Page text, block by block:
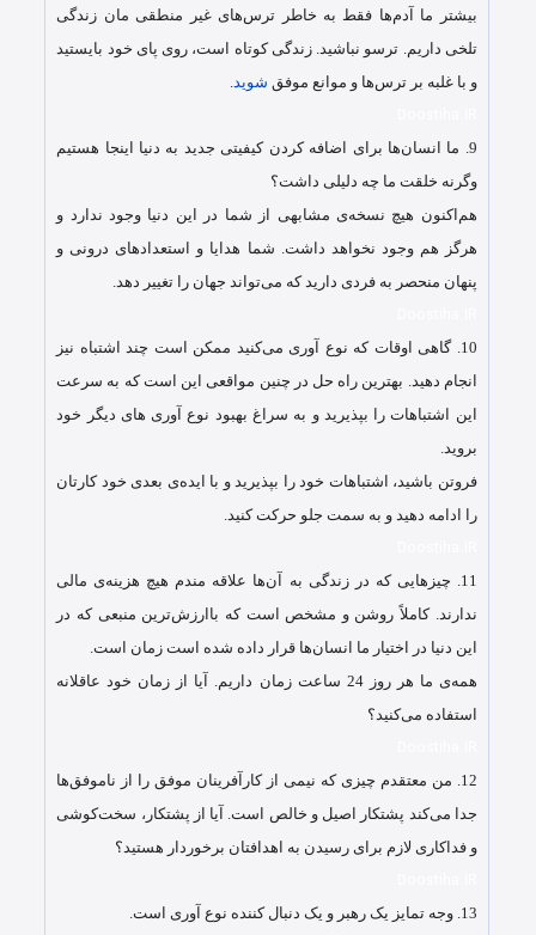
بیشتر ما آدم‌ها فقط به خاطر ترس‌های غیر منطقی مان زندگی
تلخی داریم. ترسو نباشید. زندگی کوتاه است، روی پای خود بایستید
و با غلبه بر ترس‌ها و موانع موفق شوید
9. ما انسان‌ها برای اضافه کردن کیفیتی جدید به دنیا اینجا هستیم
وگرنه خلقت ما چه دلیلی داشت؟
هم‌اکنون هیچ نسخه‌ی مشابهی از شما در این دنیا وجود ندارد و
هرگز هم وجود نخواهد داشت. شما هدایا و استعدادهای درونی و
پنهان منحصر به فردی دارید که می‌تواند جهان را تغییر دهد.
10. گاهی اوقات که نوع آوری می‌کنید ممکن است چند اشتباه نیز
انجام دهید. بهترین راه حل در چنین مواقعی این است که به سرعت
این اشتباهات را بپذیرید و به سراغ بهبود نوع آوری های دیگر خود
بروید.
فروتن باشید، اشتباهات خود را بپذیرید و با ایده‌ی بعدی خود کارتان
را ادامه دهید و به سمت جلو حرکت کنید.
11.
چیزهایی که در زندگی به آن‌ها علاقه مندم هیچ هزینه‌ی مالی
ندارند. کاملاً روشن و مشخص است که باارزش‌ترین منبعی که در
این دنیا در اختیار ما انسان‌ها قرار داده شده است زمان است.
همه‌ی ما هر روز 24 ساعت زمان داریم. آیا از زمان خود عاقلانه
استفاده می‌کنید؟
12. من معتقدم چیزی که نیمی از کارآفرینان موفق را از ناموفق‌ها
جدا می‌کند پشتکار اصیل و خالص است. آیا از پشتکار، سخت‌کوشی
و فداکاری لازم برای رسیدن به اهدافتان برخوردار هستید؟
13. وجه تمایز یک رهبر و یک دنبال کننده نوع آوری است.